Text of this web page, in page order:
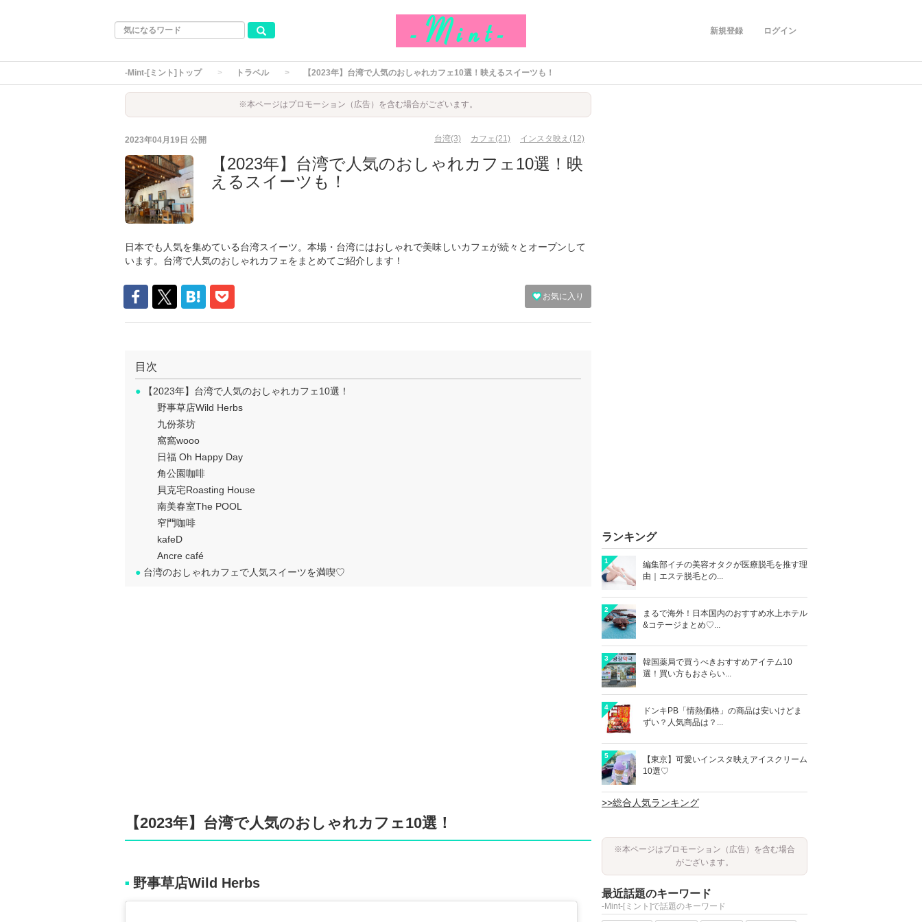
ログイン
新規登録
-Mint-[ミント]トップ トラベル 【2023年】台湾で人気のおしゃれカフェ10選！映えるスイーツも！
※本ページはプロモーション（広告）を含む場合がございます。
2023年04月19日 公開 台湾(3) カフェ(21) インスタ映え(12)
【2023年】台湾で人気のおしゃれカフェ10選！映
えるスイーツも！
日本でも人気を集めている台湾スイーツ。本場・台湾にはおしゃれで美味しいカフェが続々とオープンして
います。台湾で人気のおしゃれカフェをまとめてご紹介します！
お気に入り
目次
● 【2023年】台湾で人気のおしゃれカフェ10選！
野事草店Wild Herbs
九份茶坊
窩窩wooo
日福 Oh Happy Day
角公園咖啡
貝克宅Roasting House
南美春室The POOL
窄門咖啡
kafeD
Ancre café
● 台湾のおしゃれカフェで人気スイーツを満喫♡
【2023年】台湾で人気のおしゃれカフェ10選！
■ 野事草店Wild Herbs
ランキング
1
編集部イチの美容オタクが医療脱毛を推す理
由｜エステ脱毛との...
2
まるで海外！日本国内のおすすめ水上ホテル
&コテージまとめ♡...
3
韓国薬局で買うべきおすすめアイテム10
選！買い方もおさらい...
4
ドンキPB「情熱価格」の商品は安いけどま
ずい？人気商品は？...
5
【東京】可愛いインスタ映えアイスクリーム
10選♡
>>総合人気ランキング
※本ページはプロモーション（広告）を含む場合
がございます。
最近話題のキーワード
-Mint-[ミント]で話題のキーワード